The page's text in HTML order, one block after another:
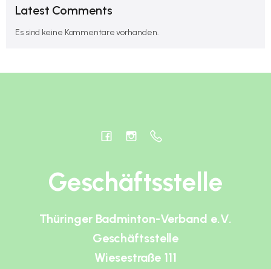
Latest Comments
Es sind keine Kommentare vorhanden.
Geschäftsstelle
Thüringer Badminton-Verband e.V.
Geschäftsstelle
Wiesestraße 111